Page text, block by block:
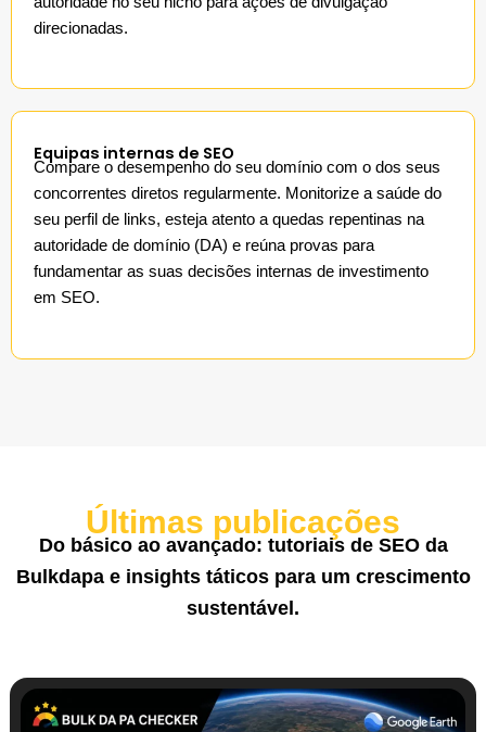
direcionadas.
Equipas internas de SEO
Compare o desempenho do seu domínio com o dos seus
concorrentes diretos regularmente. Monitorize a saúde do
seu perfil de links, esteja atento a quedas repentinas na
autoridade de domínio (DA) e reúna provas para
fundamentar as suas decisões internas de investimento
em SEO.
Últimas publicações
Do básico ao avançado: tutoriais de SEO da
Bulkdapa e insights táticos para um crescimento
sustentável.